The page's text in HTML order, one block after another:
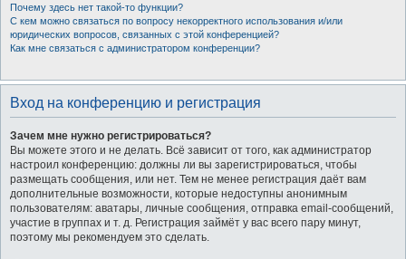
Почему здесь нет такой-то функции?
С кем можно связаться по вопросу некорректного использования и/или
юридических вопросов, связанных с этой конференцией?
Как мне связаться с администратором конференции?
Вход на конференцию и регистрация
Зачем мне нужно регистрироваться?
Вы можете этого и не делать. Всё зависит от того, как администратор
настроил конференцию: должны ли вы зарегистрироваться, чтобы
размещать сообщения, или нет. Тем не менее регистрация даёт вам
дополнительные возможности, которые недоступны анонимным
пользователям: аватары, личные сообщения, отправка email-сообщений,
участие в группах и т. д. Регистрация займёт у вас всего пару минут,
поэтому мы рекомендуем это сделать.